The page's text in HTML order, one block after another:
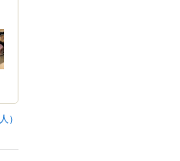
人）